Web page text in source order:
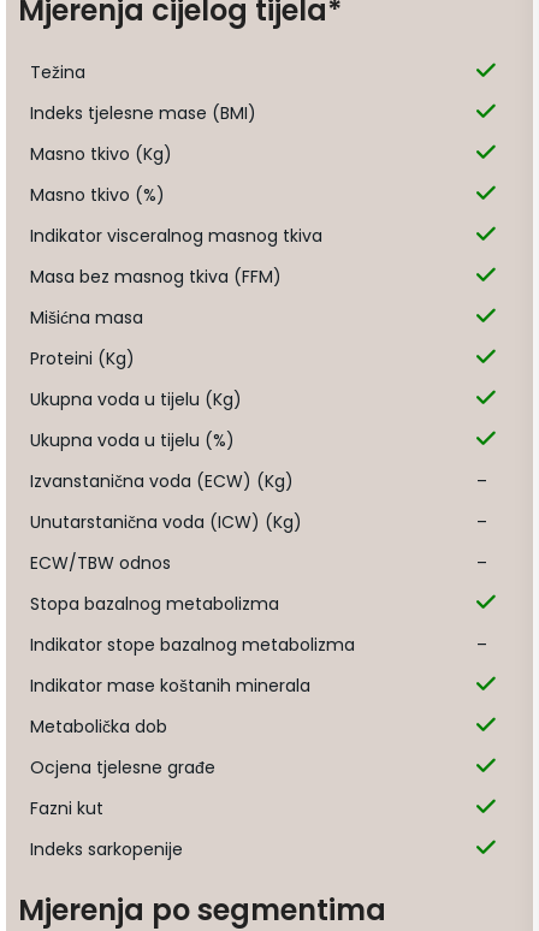
Mjerenja cijelog tijela*
Težina
Indeks tjelesne mase (BMI)
Masno tkivo (Kg)
Masno tkivo (%)
Indikator visceralnog masnog tkiva
Masa bez masnog tkiva (FFM)
Mišićna masa
Proteini (Kg)
Ukupna voda u tijelu (Kg)
Ukupna voda u tijelu (%)
Izvanstanična voda (ECW) (Kg)
–
Unutarstanična voda (ICW) (Kg)
–
ECW/TBW odnos
–
Stopa bazalnog metabolizma
Indikator stope bazalnog metabolizma
–
Indikator mase koštanih minerala
Metabolička dob
Ocjena tjelesne građe
Fazni kut
Indeks sarkopenije
Mjerenja po segmentima